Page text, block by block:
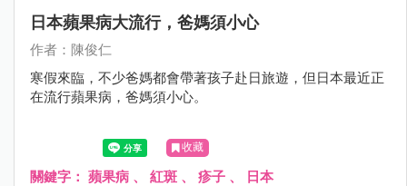
日本蘋果病大流行，爸媽須小心
作者：陳俊仁
寒假來臨，不少爸媽都會帶著孩子赴日旅遊，但日本最近正
在流行蘋果病，爸媽須小心。
收藏
關鍵字： 蘋果病 、 紅斑 、 疹子 、 日本